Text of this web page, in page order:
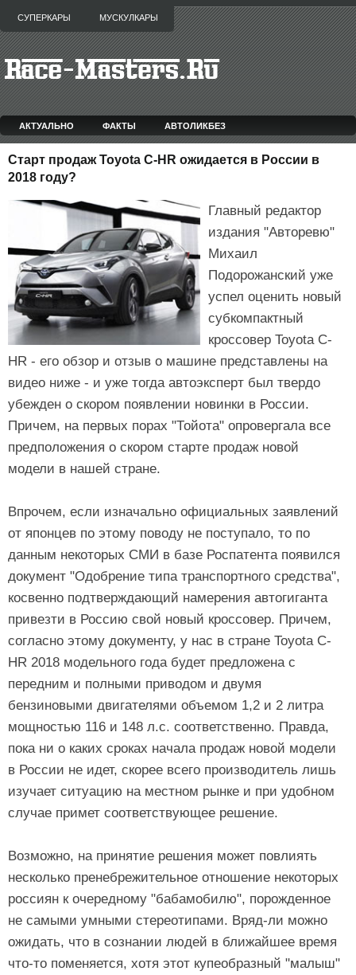
СУПЕРКАРЫ МУСКУЛКАРЫ
АКТУАЛЬНО ФАКТЫ АВТОЛИКБЕЗ
Старт продаж Toyota C-HR ожидается в России в
2018 году?
Главный редактор
издания "Авторевю"
Михаил
Подорожанский уже
успел оценить новый
субкомпактный
кроссовер Toyota C-
HR - его обзор и отзыв о машине представлены на
видео ниже - и уже тогда автоэксперт был твердо
убежден о скором появлении новинки в России.
Причем, на первых порах "Тойота" опровергала все
предположения о скором старте продаж новой
модели в нашей стране.
Впрочем, если изначально официальных заявлений
от японцев по этому поводу не поступало, то по
данным некоторых СМИ в базе Роспатента появился
документ "Одобрение типа транспортного средства",
косвенно подтверждающий намерения автогиганта
привезти в Россию свой новый кроссовер. Причем,
согласно этому документу, у нас в стране Toyota C-
HR 2018 модельного года будет предложена с
передним и полными приводом и двумя
бензиновыми двигателями объемом 1,2 и 2 литра
мощностью 116 и 148 л.с. соответственно. Правда,
пока ни о каких сроках начала продаж новой модели
в России не идет, скорее всего производитель лишь
изучает ситуацию на местном рынке и при удобном
случае примет соответствующее решение.
Возможно, на принятие решения может повлиять
несколько пренебрежительное отношение некоторых
россиян к очередному "бабамобилю", порожденное
не самыми умными стереотипами. Вряд-ли можно
ожидать, что в сознании людей в ближайшее время
что-то поменяется, хотя этот купеобразный "малыш"